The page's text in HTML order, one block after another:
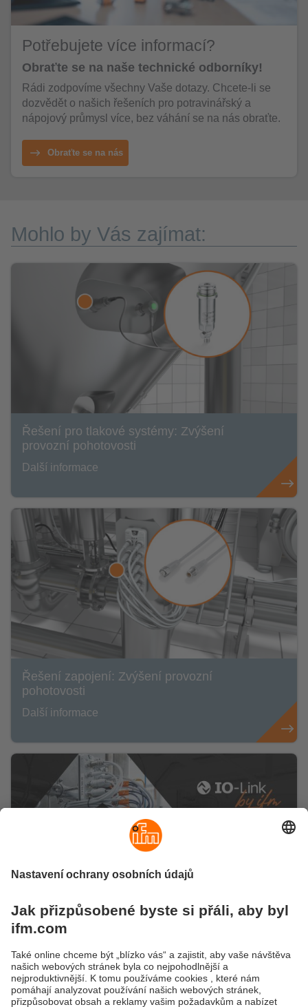
Potřebujete více informací?
Obraťte se na naše technické odborníky!
Rádi zodpovíme všechny Vaše dotazy. Chcete-li se
dozvědět o našich řešeních pro potravinářský a
nápojový průmysl více, bez váhání se na nás obraťte.
Obraťte se na nás
Mohlo by Vás zajímat:
Řešení pro tlakové systémy: Zvýšení
provozní pohotovosti
Další informace
Řešení zapojení: Zvýšení provozní
pohotovosti
Další informace
Objevte výhody systému IO-Link
Digitální rozhraní vám dává přístup k datům ze
senzorů a přenáší je do řídicí jednotky, což